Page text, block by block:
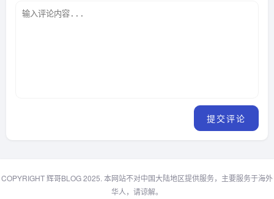
COPYRIGHT 辉哥BLOG 2025. 本网站不对中国大陆地区提供服务，主要服务于海外
华人，请谅解。